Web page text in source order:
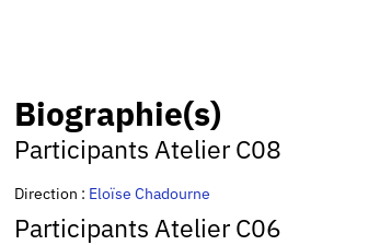
Biographie(s)
Participants Atelier C08
Direction : Eloïse Chadourne
Participants Atelier C06